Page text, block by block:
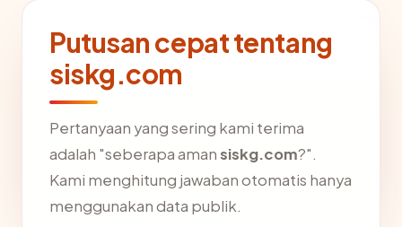
Putusan cepat tentang
siskg.com
Pertanyaan yang sering kami terima
adalah "seberapa amansiskg.com?".
Kami menghitung jawaban otomatis hanya
menggunakan data publik.